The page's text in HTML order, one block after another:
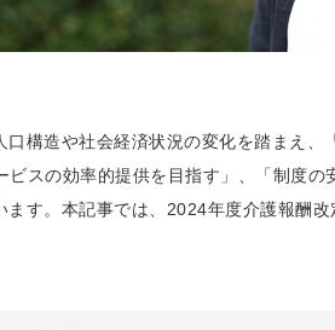
構造や社会経済状況の変化を踏まえ
ビスの効率的提供を目指す」、「制度
す。本記事では、2024年度介護報酬